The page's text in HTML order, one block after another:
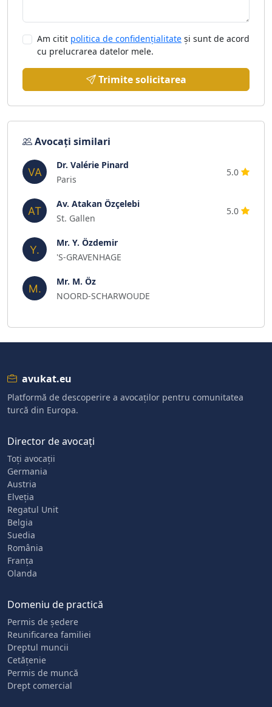
Am citit politica de confidențialitate și sunt de acord
cu prelucrarea datelor mele.
Trimite solicitarea
Avocați similari
Dr. Valérie Pinard
Paris
5.0
Av. Atakan Özçelebi
St. Gallen
5.0
Mr. Y. Özdemir
'S-GRAVENHAGE
Mr. M. Öz
NOORD-SCHARWOUDE
avukat.eu
Platformă de descoperire a avocaților pentru comunitatea
turcă din Europa.
Director de avocați
Toți avocații
Germania
Austria
Elveția
Regatul Unit
Belgia
Suedia
România
Franța
Olanda
Domeniu de practică
Permis de ședere
Reunificarea familiei
Dreptul muncii
Cetățenie
Permis de muncă
Drept comercial